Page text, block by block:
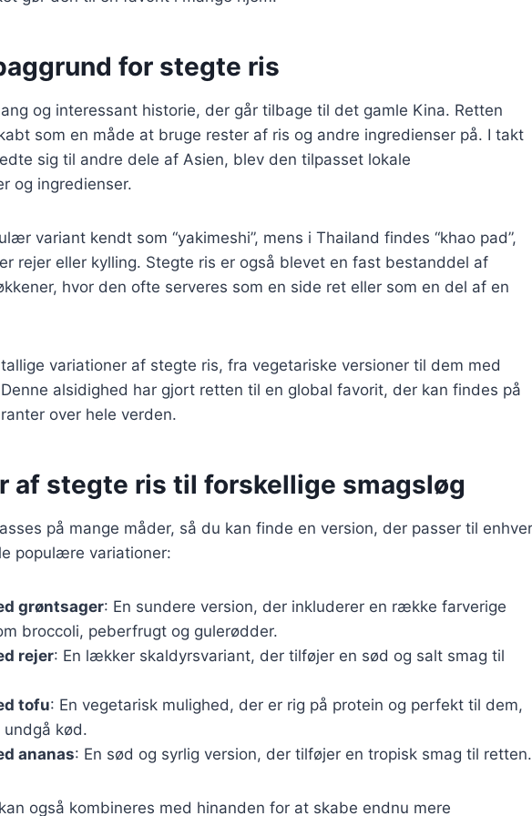
for stegte ris
og interessant historie, der går tilbage til det gamle Kina. Retten
som en måde at bruge rester af ris og andre ingredienser på. I takt
sig til andre dele af Asien, blev den tilpasset lokale
og ingredienser.
variant kendt som “yakimeshi”, mens i Thailand findes “khao pad”,
rejer eller kylling. Stegte ris er også blevet en fast bestanddel af
hvor den ofte serveres som en side ret eller som en del af en
variationer af stegte ris, fra vegetariske versioner til dem med
alsidighed har gjort retten til en global favorit, der kan findes på
over hele verden.
af stegte ris til forskellige smagsløg
på mange måder, så du kan finde en version, der passer til enhver
populære variationer:
grøntsager: En sundere version, der inkluderer en række farverige
broccoli, peberfrugt og gulerødder.
rejer: En lækker skaldyrsvariant, der tilføjer en sød og salt smag til
tofu: En vegetarisk mulighed, der er rig på protein og perfekt til dem,
kød.
ananas: En sød og syrlig version, der tilføjer en tropisk smag til retten.
også kombineres med hinanden for at skabe endnu mere